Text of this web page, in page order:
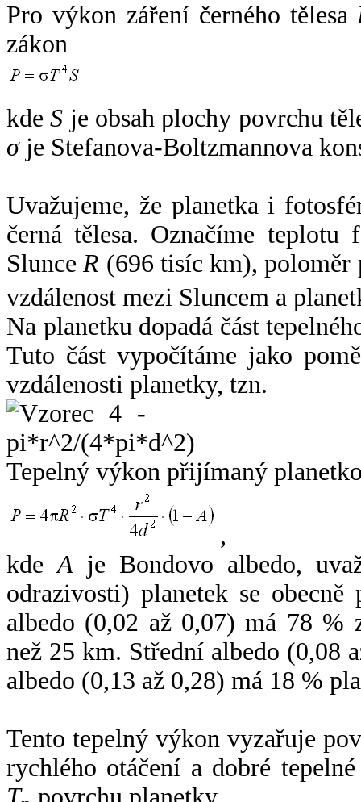
Pro výkon záření černého tělesa
zákon
kdeS je obsah plochy povrchu
σje Stefanova-Boltzmannova
Uvažujeme, že planetka i
černá tělesa. Označíme
SlunceR (696 tisíc km),
vzdálenost mezi Sluncem a
Na planetku dopadá část
Tuto část vypočítáme jako
vzdálenosti planetky, tzn.
Tepelný výkon přijímaný
,
kdeA je Bondovo albedo,
odrazivosti) planetek se
albedo (0,02 až 0,07) má 78 %
než 25 km. Střední albedo (0,08
albedo (0,13 až 0,28) má 18 %
Tento tepelný výkon vyzařuje
rychlého otáčení a dobré